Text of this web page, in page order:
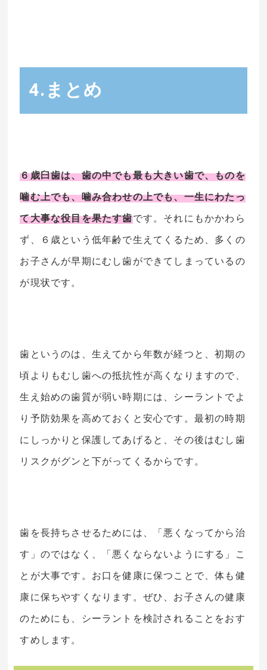
4.まとめ
６歳臼歯は、歯の中でも最も大きい歯で、ものを
噛む上でも、噛み合わせの上でも、一生にわたっ
て大事な役目を果たす歯です。それにもかかわら
ず、６歳という低年齢で生えてくるため、多くの
お子さんが早期にむし歯ができてしまっているの
が現状です。
歯というのは、生えてから年数が経つと、初期の
頃よりもむし歯への抵抗性が高くなりますので、
生え始めの歯質が弱い時期には、シーラントでよ
り予防効果を高めておくと安心です。最初の時期
にしっかりと保護してあげると、その後はむし歯
リスクがグンと下がってくるからです。
歯を長持ちさせるためには、「悪くなってから治
す」のではなく、「悪くならないようにする」こ
とが大事です。お口を健康に保つことで、体も健
康に保ちやすくなります。ぜひ、お子さんの健康
のためにも、シーラントを検討されることをおす
すめします。